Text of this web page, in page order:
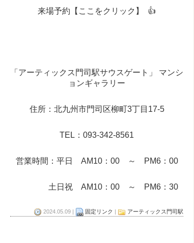
来場予約【ここをクリック】 👍
「アーティックス門司駅サウスゲート」 マンシ
ョンギャラリー
住所：北九州市門司区柳町3丁目 17-5
TEL：093-342-8561
営業時間：平日 AM10：00 ～ PM6：00
土日祝 AM10：00 ～ PM6：30
2024.05.09 | 固定リンク | アーティックス門司駅